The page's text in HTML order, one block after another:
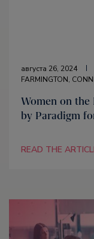
августа 26, 2024
FARMINGTON,
Women on the
by Paradigm
READ THE